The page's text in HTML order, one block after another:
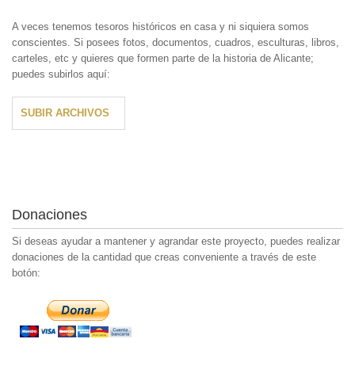
A veces tenemos tesoros históricos en casa y ni siquiera somos
conscientes. Si posees fotos, documentos, cuadros, esculturas, libros,
carteles, etc y quieres que formen parte de la historia de Alicante;
puedes subirlos aquí:
SUBIR ARCHIVOS
Donaciones
Si deseas ayudar a mantener y agrandar este proyecto, puedes realizar
donaciones de la cantidad que creas conveniente a través de este
botón: